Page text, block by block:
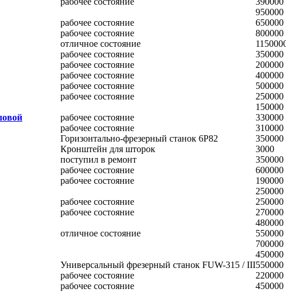
950000
рабочее состояние
650000
рабочее состояние
800000
отличное состояние
рабочее состояние
350000
рабочее состояние
200000
рабочее состояние
400000
рабочее состояние
500000
рабочее состояние
250000
150000
рабочее состояние
330000
рабочее состояние
310000
Горизонтально-фрезерный станок 6Р82
350000
Кронштейн для шторок
3000
поступил в ремонт
350000
рабочее состояние
600000
рабочее состояние
190000
250000
рабочее состояние
250000
рабочее состояние
270000
480000
отличное состояние
550000
700000
450000
Универсальный фрезерный станок FUW-315 / III550000
рабочее состояние
220000
рабочее состояние
450000